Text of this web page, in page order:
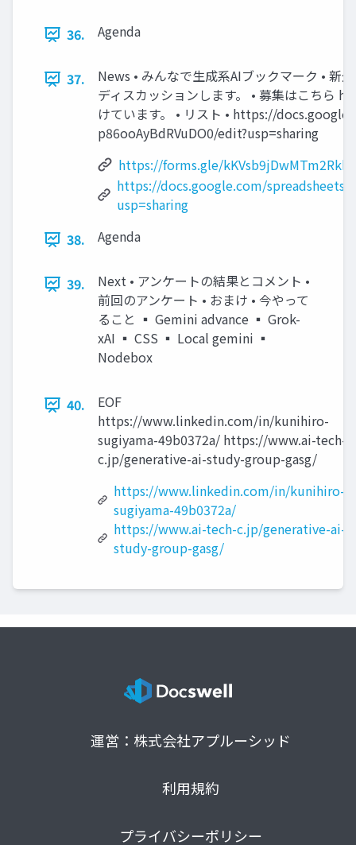
36. Agenda
37.
News • みんなで生成系AIブックマーク • 新
ディスカッションします。 • 募集はこちら
けています。 • リスト • https://
p86ooAyBdRVuDO0/edit?usp=sharing
https://forms.gle/kKVsb9jDwMTm2Rkk6
https://docs.google.com/spreadsheets/
usp=sharing
38.
Agenda
39.
Next • アンケートの結果とコメント •
前回のアンケート • おまけ • 今やって
ること ▪ Gemini advance ▪ Grok-
xAI ▪ CSS ▪ Local gemini ▪
Nodebox
40.
EOF
https://www.linkedin.com/in/kunihiro-
sugiyama-49b0372a/ https://www.ai-tech-
c.jp/generative-ai-study-group-gasg/
https://www.linkedin.com/in/kunihiro-
sugiyama-49b0372a/
https://www.ai-tech-c.jp/generative-ai-
study-group-gasg/
運営：株式会社アプルーシッド
利用規約
プライバシーポリシー